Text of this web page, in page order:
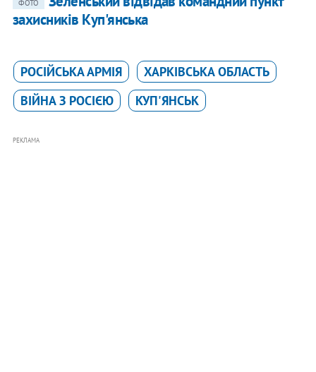
ФОТО
захисників Куп'янська
РОСІЙСЬКА АРМІЯ
ХАРКІВСЬКА ОБЛАСТЬ
ВІЙНА З РОСІЄЮ
КУП'ЯНСЬК
РЕКЛАМА